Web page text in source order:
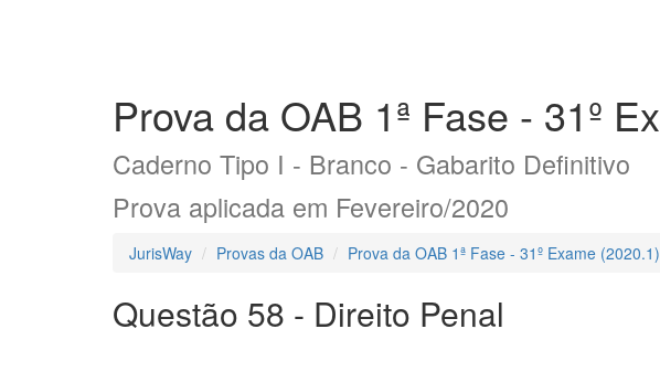
Prova da OAB 1ª Fase - 31º
Caderno Tipo I - Branco - Gabarito Definitivo
Prova aplicada em Fevereiro/2020
JurisWay Provas da OAB Prova da OAB 1ª Fase - 31º Exame (2020.1)
Questão 58 - Direito Penal